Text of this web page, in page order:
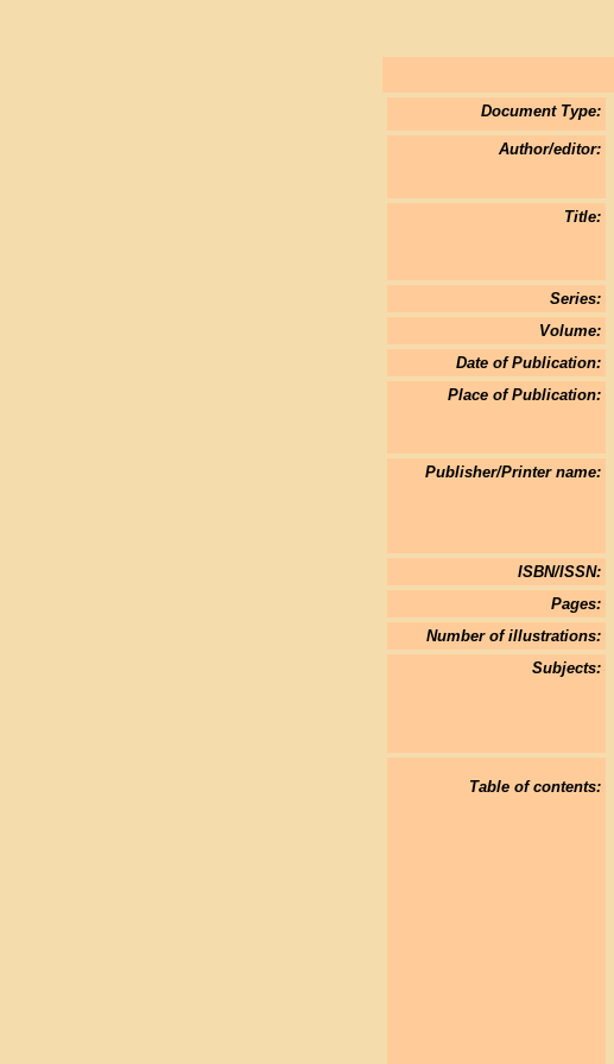
Document Type:
Author/editor:
Title:
Series:
Volume:
Date of Publication:
Place of Publication:
Publisher/Printer name:
ISBN/ISSN:
Pages:
Number of illustrations:
Subjects:
Table of contents: